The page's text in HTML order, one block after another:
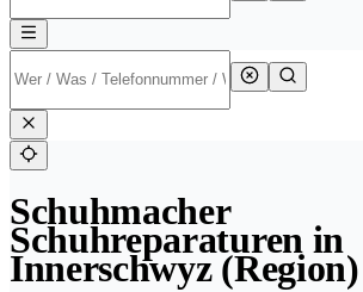
Schuhmacher
Schuhreparaturen in
Innerschwyz (Region)